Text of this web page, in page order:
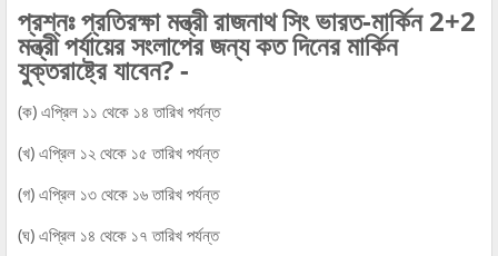
প্রশ্নঃ প্রতিরক্ষা মন্ত্রী রাজনাথ সিং ভারত-মার্কিন 2+2
মন্ত্রী পর্যায়ের সংলাপের জন্য কত দিনের মার্কিন
যুক্তরাষ্ট্রে যাবেন? -
(ক) এপ্রিল ১১ থেকে ১৪ তারিখ পর্যন্ত
(খ) এপ্রিল ১২ থেকে ১৫ তারিখ পর্যন্ত
(গ) এপ্রিল ১৩ থেকে ১৬ তারিখ পর্যন্ত
(ঘ) এপ্রিল ১৪ থেকে ১৭ তারিখ পর্যন্ত